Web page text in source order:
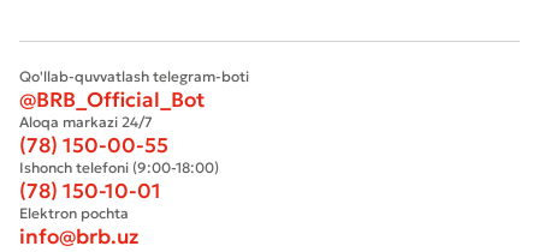
Qo'llab-quvvatlash telegram-boti
@BRB_Official_Bot
Aloqa markazi 24/7
(78) 150-00-55
Ishonch telefoni (9:00-18:00)
(78) 150-10-01
Elektron pochta
info@brb.uz